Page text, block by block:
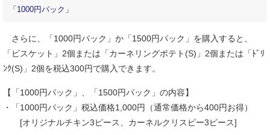
「1000円パック」
さらに、「1000円パック」か「1500円パック」を購入すると、
「ビスケット」2個または「カーネリングポテト(S)」2個または「ﾄﾞﾘ
ﾝｸ(S)」2個を税込300円で購入できます。
【「1000円パック」、「1500円パック」の内容】
・「1000円パック」税込価格1,000円（通常価格から400円お得）
[オリジナルチキン3ピース、カーネルクリスピー3ピース]